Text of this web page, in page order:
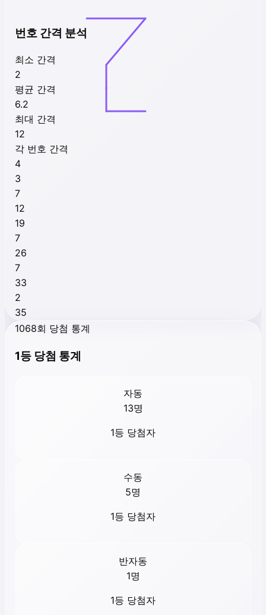
번호 간격 분석
최소 간격
2
평균 간격
6.2
최대 간격
12
각 번호 간격
4
3
7
12
19
7
26
7
33
2
35
1068회 당첨 통계
1등 당첨 통계
자동
13명
1등 당첨자
수동
5명
1등 당첨자
반자동
1명
1등 당첨자